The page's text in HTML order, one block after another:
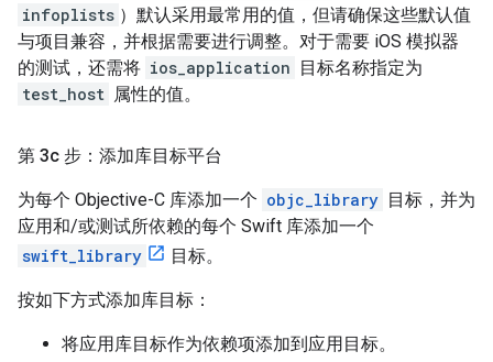
infoplists ）默认采用最常用的值，但请确保这些默认值
与项目兼容，并根据需要进行调整。对于需要 iOS 模拟器
的测试，还需将 ios_application 目标名称指定为
test_host 属性的值。
第 3c 步：添加库目标平台
为每个 Objective-C 库添加一个 objc_library 目标，并为
应用和/或测试所依赖的每个 Swift 库添加一个
swift_library
目标。
按如下方式添加库目标：
将应用库目标作为依赖项添加到应用目标。